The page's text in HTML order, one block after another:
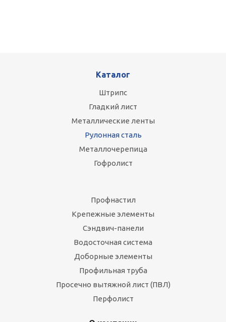
Каталог
Штрипс
Гладкий лист
Металлические ленты
Рулонная сталь
Металлочерепица
Гофролист
Профнастил
Крепежные элементы
Сэндвич-панели
Водосточная система
Доборные элементы
Профильная труба
Просечно вытяжной лист (ПВЛ)
Перфолист